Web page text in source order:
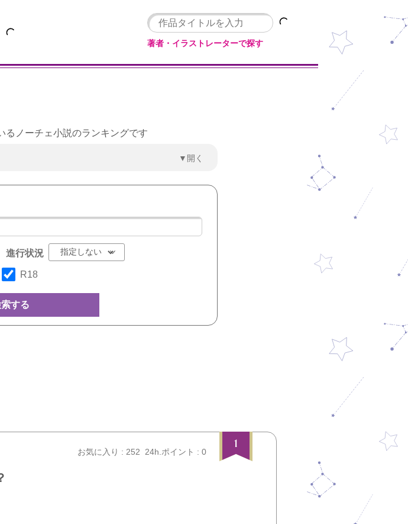
著者・イラストレーターで探す
るノーチェ小説のランキングです
▼開く
進行状況
R18
する
1
お気に入り : 252 24h.ポイント : 0